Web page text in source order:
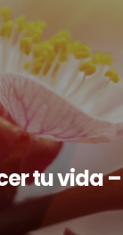
tu vida –